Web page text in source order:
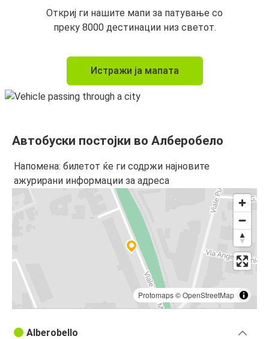
Откриј ги нашите мапи за патување со
преку 8000 дестинации низ светот.
Истражи ја мапата
Автобуски постојки во Алберобело
Напомена: билетот ќе ги содржи најновите
ажурирани информации за адреса
Protomaps©OpenStreetMap
Alberobello